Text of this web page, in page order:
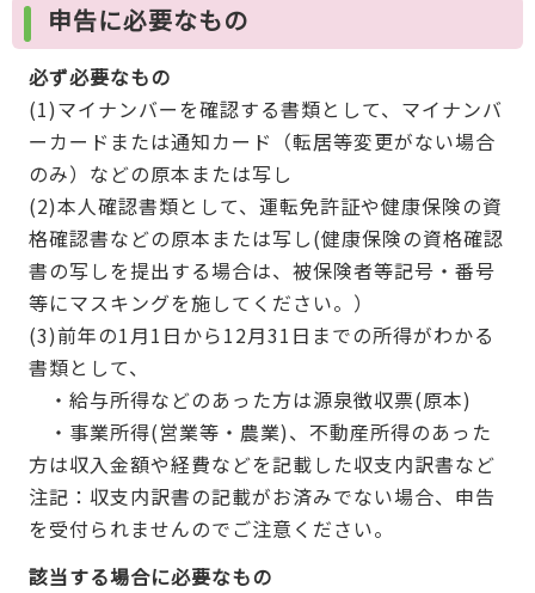
申告に必要なもの
必ず必要なもの
(1)マイナンバーを確認する書類として、マイナンバ
ーカードまたは通知カード（転居等変更がない場合
のみ）などの原本または写し
(2)本人確認書類として、運転免許証や健康保険の資
格確認書などの原本または写し(健康保険の資格確認
書の写しを提出する場合は、被保険者等記号・番号
等にマスキングを施してください。）
(3)前年の1月1日から12月31日までの所得がわかる
書類として、
・給与所得などのあった方は源泉徴収票(原本)
・事業所得(営業等・農業)、不動産所得のあった
方は収入金額や経費などを記載した収支内訳書など
注記：収支内訳書の記載がお済みでない場合、申告
を受付られませんのでご注意ください。
該当する場合に必要なもの